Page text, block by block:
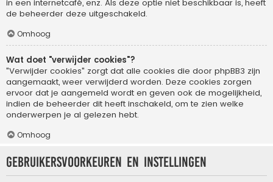
in een internetcafé, enz. Als deze optie niet beschikbaar is, heeft
de beheerder deze uitgeschakeld.
Omhoog
Wat doet "verwijder cookies"?
"Verwijder cookies" zorgt dat alle cookies die door phpBB3 zijn
aangemaakt, weer verwijderd worden. Deze cookies zorgen
ervoor dat je aangemeld wordt en geven ook de mogelijkheid,
indien de beheerder dit heeft inschakeld, om te zien welke
onderwerpen je al gelezen hebt.
Omhoog
Gebruikersvoorkeuren en instellingen